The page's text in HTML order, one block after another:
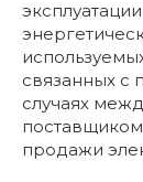
связанных с
случаях
продажи